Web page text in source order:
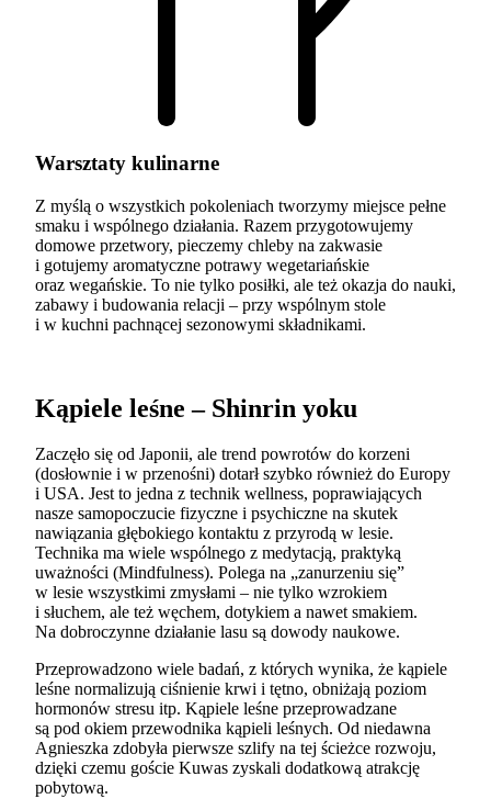
Warsztaty kulinarne
Z myślą o wszystkich pokoleniach tworzymy miejsce pełne
smaku i wspólnego działania. Razem przygotowujemy
domowe przetwory, pieczemy chleby na zakwasie
i gotujemy aromatyczne potrawy wegetariańskie
oraz wegańskie. To nie tylko posiłki, ale też okazja do nauki,
zabawy i budowania relacji – przy wspólnym stole
i w kuchni pachnącej sezonowymi składnikami.
Kąpiele leśne – Shinrin yoku
Zaczęło się od Japonii, ale trend powrotów do korzeni
(dosłownie i w przenośni) dotarł szybko również do Europy
i USA. Jest to jedna z technik wellness, poprawiających
nasze samopoczucie fizyczne i psychiczne na skutek
nawiązania głębokiego kontaktu z przyrodą w lesie.
Technika ma wiele wspólnego z medytacją, praktyką
uważności (Mindfulness). Polega na „zanurzeniu się”
w lesie wszystkimi zmysłami – nie tylko wzrokiem
i słuchem, ale też węchem, dotykiem a nawet smakiem.
Na dobroczynne działanie lasu są dowody naukowe.
Przeprowadzono wiele badań, z których wynika, że kąpiele
leśne normalizują ciśnienie krwi i tętno, obniżają poziom
hormonów stresu itp. Kąpiele leśne przeprowadzane
są pod okiem przewodnika kąpieli leśnych. Od niedawna
Agnieszka zdobyła pierwsze szlify na tej ścieżce rozwoju,
dzięki czemu goście Kuwas zyskali dodatkową atrakcję
pobytową.